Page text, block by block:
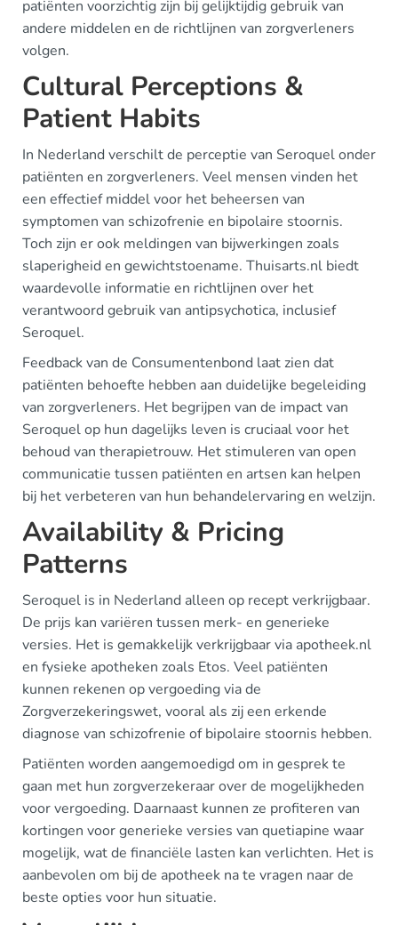
patiënten voorzichtig zijn bij gelijktijdig gebruik van
andere middelen en de richtlijnen van zorgverleners
volgen.
Cultural Perceptions &
Patient Habits
In Nederland verschilt de perceptie van Seroquel onder
patiënten en zorgverleners. Veel mensen vinden het
een effectief middel voor het beheersen van
symptomen van schizofrenie en bipolaire stoornis.
Toch zijn er ook meldingen van bijwerkingen zoals
slaperigheid en gewichtstoename. Thuisarts.nl biedt
waardevolle informatie en richtlijnen over het
verantwoord gebruik van antipsychotica, inclusief
Seroquel.
Feedback van de Consumentenbond laat zien dat
patiënten behoefte hebben aan duidelijke begeleiding
van zorgverleners. Het begrijpen van de impact van
Seroquel op hun dagelijks leven is cruciaal voor het
behoud van therapietrouw. Het stimuleren van open
communicatie tussen patiënten en artsen kan helpen
bij het verbeteren van hun behandelervaring en welzijn.
Availability & Pricing
Patterns
Seroquel is in Nederland alleen op recept verkrijgbaar.
De prijs kan variëren tussen merk- en generieke
versies. Het is gemakkelijk verkrijgbaar via apotheek.nl
en fysieke apotheken zoals Etos. Veel patiënten
kunnen rekenen op vergoeding via de
Zorgverzekeringswet, vooral als zij een erkende
diagnose van schizofrenie of bipolaire stoornis hebben.
Patiënten worden aangemoedigd om in gesprek te
gaan met hun zorgverzekeraar over de mogelijkheden
voor vergoeding. Daarnaast kunnen ze profiteren van
kortingen voor generieke versies van quetiapine waar
mogelijk, wat de financiële lasten kan verlichten. Het is
aanbevolen om bij de apotheek na te vragen naar de
beste opties voor hun situatie.